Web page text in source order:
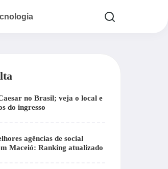
no Brasil; veja o local e
do ingresso
agências de social
Maceió: Ranking atualizado